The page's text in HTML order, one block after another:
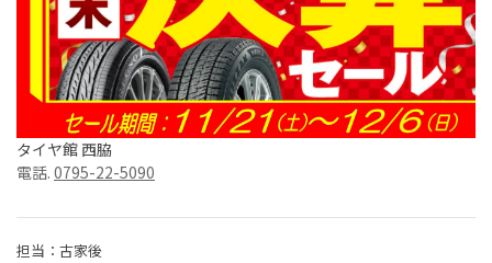
タイヤ館 西脇
電話. 0795-22-5090
担当：古家後